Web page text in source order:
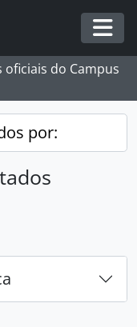
do Campus
por: